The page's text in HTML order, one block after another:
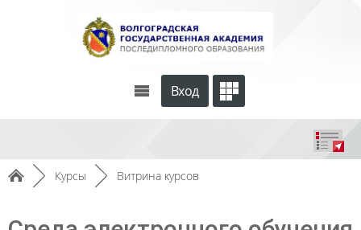
Вход
► Курсы ► Витрина курсов